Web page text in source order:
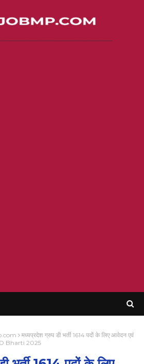
मध्यप्रदेश ग्रुप डी भर्ती 1614 पदों के लिए आवेदन एवं
D Bharti 2025